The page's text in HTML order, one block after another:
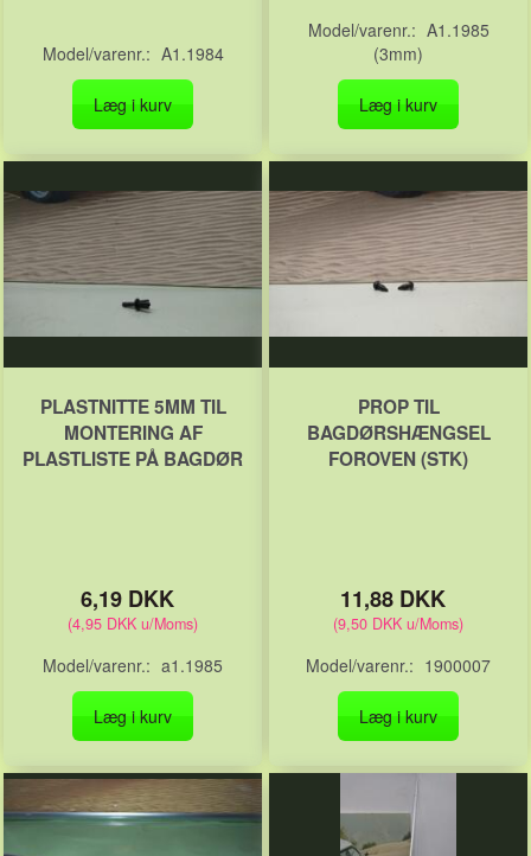
Model/varenr.: A1.1984
Læg i kurv
Model/varenr.: A1.1985
(3mm)
Læg i kurv
PLASTNITTE 5MM TIL
MONTERING AF
PLASTLISTE PÅ BAGDØR
6,19 DKK
(4,95 DKK u/Moms)
Model/varenr.: a1.1985
Læg i kurv
PROP TIL
BAGDØRSHÆNGSEL
FOROVEN (STK)
11,88 DKK
(9,50 DKK u/Moms)
Model/varenr.: 1900007
Læg i kurv